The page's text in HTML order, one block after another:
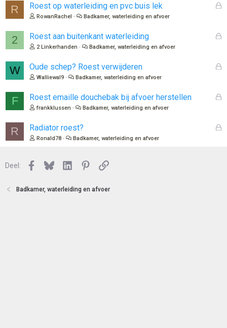
R
G
n
Roest op waterleiding en pvc buis lek
RowanRachel Badkamer, waterleiding en afvoer
2
G
n
Roest aan buitenkant waterleiding
2 Linkerhanden Badkamer, waterleiding en afvoer
W
G
n
Oude schep? Roest verwijderen
Walliewal9 Badkamer, waterleiding en afvoer
F
G
Roest emaille douchebak bij afvoer herstellen
frankklussen Badkamer, waterleiding en afvoer
R
G
Radiator roest?
Ronald78 Badkamer, waterleiding en afvoer
Deel: Facebook
BlueskyLinkedInPinterest
Link
Badkamer, waterleiding en afvoer